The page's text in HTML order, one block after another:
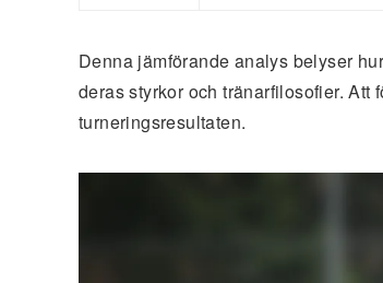
Denna jämförande analys belyser
deras styrkor och tränarfilosofier.
turneringsresultaten.